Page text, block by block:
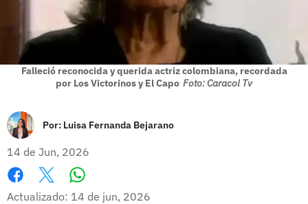
Falleció reconocida y querida actriz colombiana, recordada
por Los Victorinos y El Capo Foto: Caracol Tv
Por: Luisa Fernanda Bejarano
14 de Jun, 2026
Facebook
X
Actualizado: 14 de jun, 2026